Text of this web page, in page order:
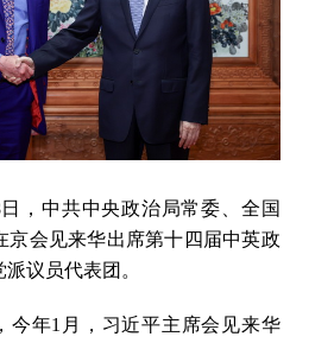
日，中共中央政治局常委、全国
京会见来华出席第十四届中英政
议员代表团。
今年1月，习近平主席会见来华